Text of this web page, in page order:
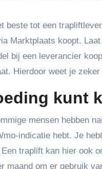
beste tot een
Marktplaats koopt.
bij een leverancier
Hierdoor weet je
kunt
mensen hebben
indicatie hebt. Je
traplift kan hier ook
maand om er gebruik